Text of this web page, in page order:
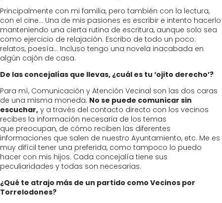
Principalmente con mi familia, pero también con la lectura,
con el cine… Una de mis pasiones es escribir e intento hacerlo
manteniendo una cierta rutina de escritura, aunque solo sea
como ejercicio de relajación. Escribo de todo un poco:
relatos, poesía… Incluso tengo una novela inacabada en
algún cajón de casa.
De las concejalías que llevas, ¿cuál es tu ‘ojito derecho’?
Para mí, Comunicación y Atención Vecinal son las dos caras
de una misma moneda. No se puede comunicar sin
escuchar, y a través del contacto directo con los vecinos
recibes la información necesaria de los temas
que preocupan, de cómo reciben las diferentes
informaciones que salen de nuestro Ayuntamiento, etc. Me es
muy difícil tener una preferida, como tampoco lo puedo
hacer con mis hijos. Cada concejalía tiene sus
peculiaridades y todas son necesarias.
¿Qué te atrajo más de un partido como Vecinos por
Torrelodones?